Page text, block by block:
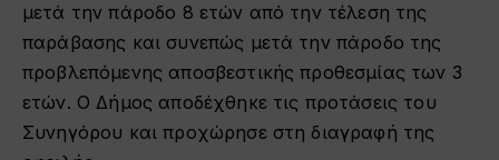
μετά την πάροδο 8 ετών από την τέλεση της
παράβασης και συνεπώς μετά την πάροδο της
προβλεπόμενης αποσβεστικής προθεσμίας των 3
ετών. Ο Δήμος αποδέχθηκε τις προτάσεις του
Συνηγόρου και προχώρησε στη διαγραφή της